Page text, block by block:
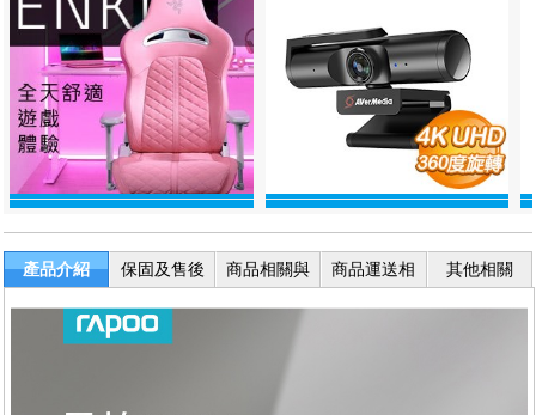
產品介紹
保固及售後
服務
商品相關與
退換貨
商品運送相
關
其他相關